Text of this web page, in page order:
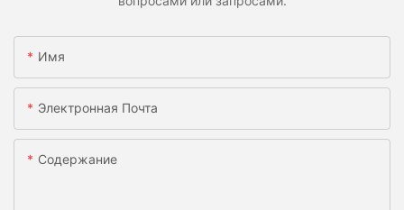
Имя
Электронная Почта
Содержание